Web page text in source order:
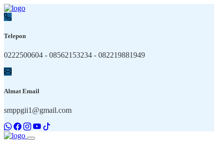
Telepon
0222500604 - 08562153234 - 082219881949
Almat Email
smppgii1@gmail.com